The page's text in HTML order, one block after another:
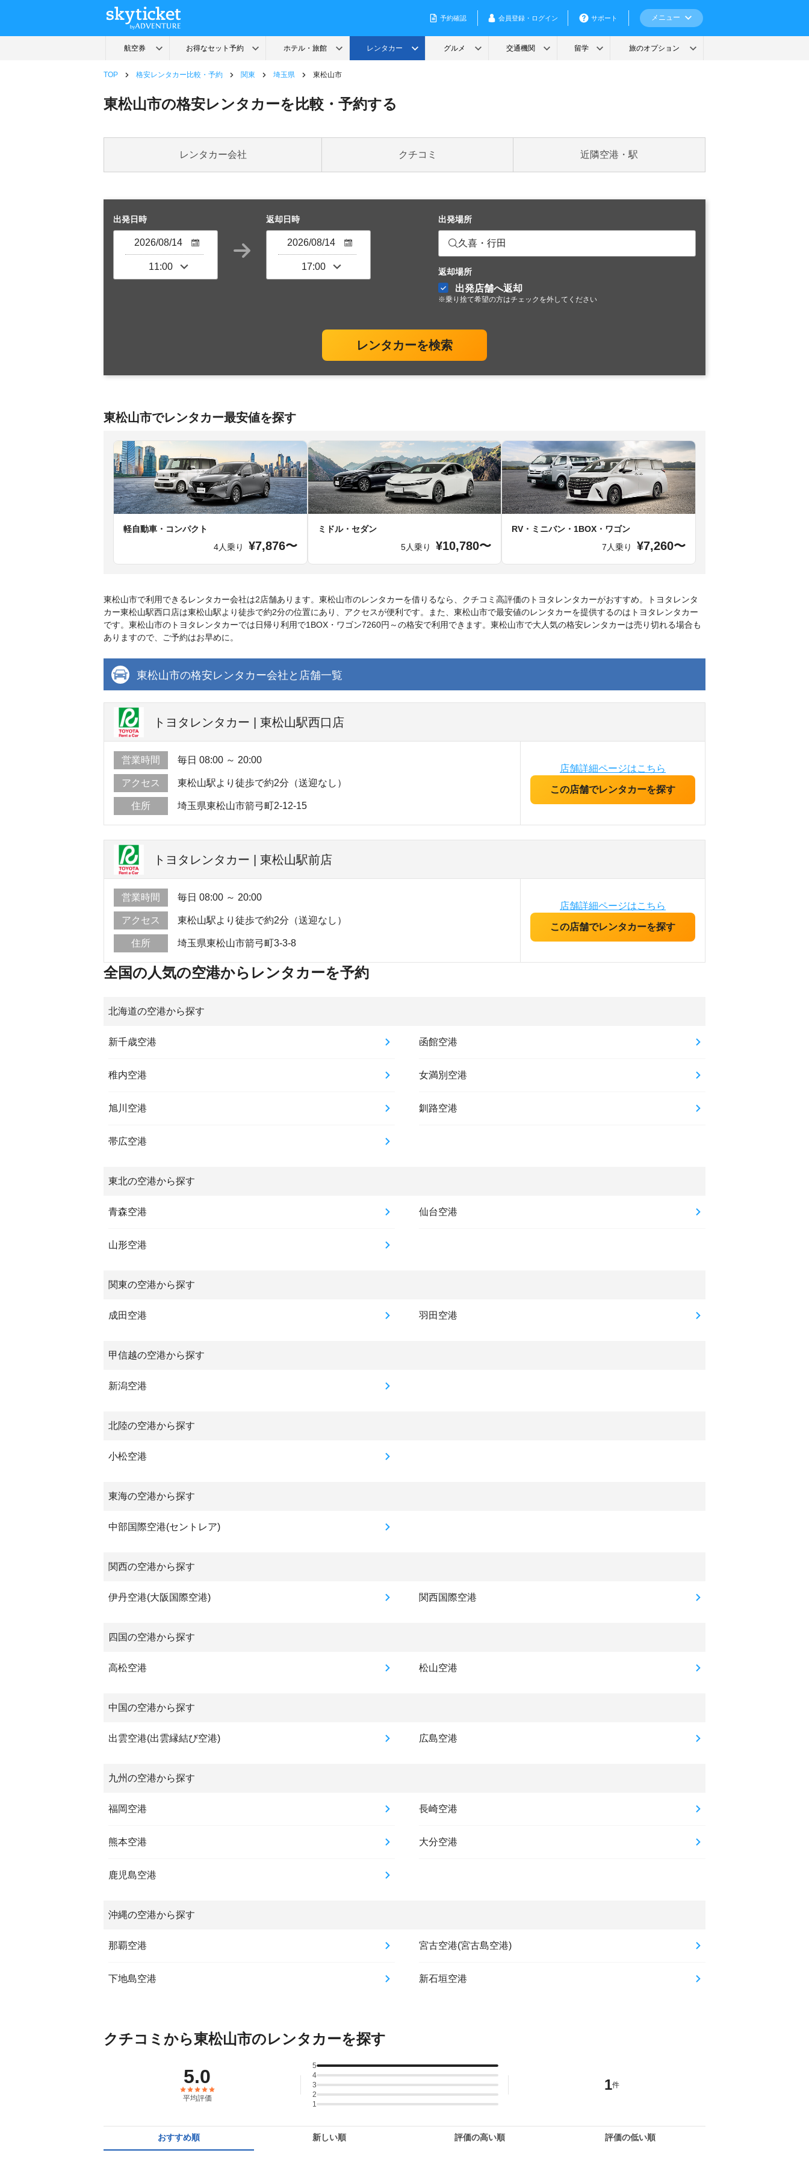
TOP 格安レンタカー比較・予約 関東 埼玉県 東松山市
東松山市の格安レンタカーを比較・予約する
レンタカー会社 クチコミ 近隣空港・駅
出発日時 返却日時 出発場所
久喜・行田
返却場所
出発店舗へ返却
※乗り捨て希望の方はチェックを外してください
レンタカーを検索
東松山市でレンタカー最安値を探す
軽自動車・コンパクト
4人乗り
¥7,876〜
ミドル・セダン
5人乗り
¥10,780〜
RV・ミニバン・1BOX・ワゴン
7人乗り
¥7,260〜
東松山市で利用できるレンタカー会社は2店舗あります。東松山市のレンタカーを借りるなら、クチコミ高評価のトヨタレンタカーがおすすめ。トヨタレンタ
カー東松山駅西口店は東松山駅より徒歩で約2分の位置にあり、アクセスが便利です。また、東松山市で最安値のレンタカーを提供するのはトヨタレンタカー
です。東松山市のトヨタレンタカーでは日帰り利用で1BOX・ワゴン7260円～の格安で利用できます。東松山市で大人気の格安レンタカーは売り切れる場合も
ありますので、ご予約はお早めに。
東松山市の格安レンタカー会社と店舗一覧
トヨタレンタカー | 東松山駅西口店
営業時間 毎日 08:00 ～ 20:00
アクセス 東松山駅より徒歩で約2分（送迎なし）
住所 埼玉県東松山市箭弓町2-12-15
店舗詳細ページはこちら
この店舗でレンタカーを探す
トヨタレンタカー | 東松山駅前店
営業時間 毎日 08:00 ～ 20:00
アクセス 東松山駅より徒歩で約2分（送迎なし）
住所 埼玉県東松山市箭弓町3-3-8
店舗詳細ページはこちら
この店舗でレンタカーを探す
全国の人気の空港からレンタカーを予約
北海道の空港から探す
新千歳空港 函館空港
稚内空港 女満別空港
旭川空港 釧路空港
帯広空港
東北の空港から探す
青森空港 仙台空港
山形空港
関東の空港から探す
成田空港 羽田空港
甲信越の空港から探す
新潟空港
北陸の空港から探す
小松空港
東海の空港から探す
中部国際空港(セントレア)
関西の空港から探す
伊丹空港(大阪国際空港) 関西国際空港
四国の空港から探す
高松空港 松山空港
中国の空港から探す
出雲空港(出雲縁結び空港) 広島空港
九州の空港から探す
福岡空港 長崎空港
熊本空港 大分空港
鹿児島空港
沖縄の空港から探す
那覇空港 宮古空港(宮古島空港)
下地島空港 新石垣空港
クチコミから東松山市のレンタカーを探す
5.0
平均評価
5
4
3
2
1
1件
おすすめ順 新しい順 評価の高い順 評価の低い順